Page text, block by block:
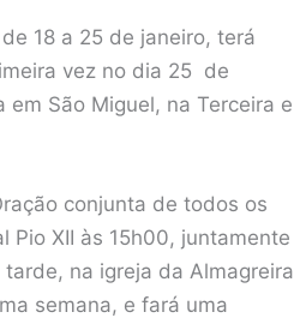
18 a 25 de janeiro, terá
vez no dia 25 de
São Miguel, na Terceira e
conjunta de todos os
Pio XII às 15h00, juntamente
na igreja da Almagreira
semana, e fará uma